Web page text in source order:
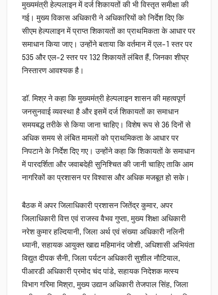
मुख्यमंत्री हेल्पलाइन में दर्ज शिकायतों की भी विस्तृत समीक्षा की
गई। मुख्य विकास अधिकारी ने अधिकारियों को निर्देश दिए कि
सीएम हेल्पलाइन में प्राप्त शिकायतों का प्राथमिकता के आधार पर
समाधान किया जाए। उन्होंने बताया कि वर्तमान में एल-1 स्तर पर
535 और एल-2 स्तर पर 132 शिकायतें लंबित हैं, जिनका शीघ्र
निस्तारण आवश्यक है।
डॉ. मिश्र ने कहा कि मुख्यमंत्री हेल्पलाइन शासन की महत्वपूर्ण
जनसुनवाई व्यवस्था है और इसमें दर्ज शिकायतों का समाधान
समयबद्ध तरीके से किया जाना चाहिए। विशेष रूप से 36 दिनों से
अधिक समय से लंबित मामलों को प्राथमिकता के आधार पर
निपटाने के निर्देश दिए गए। उन्होंने कहा कि शिकायतों के समाधान
में पारदर्शिता और जवाबदेही सुनिश्चित की जानी चाहिए ताकि आम
नागरिकों का प्रशासन पर विश्वास और अधिक मजबूत हो सके।
बैठक में अपर जिलाधिकारी प्रशासन जितेंद्र कुमार, अपर
जिलाधिकारी वित्त एवं राजस्व वैभव गुप्ता, मुख्य शिक्षा अधिकारी
नरेश कुमार हल्दियानी, जिला अर्थ एवं संख्या अधिकारी नलिनी
ध्यानी, सहायक आयुक्त खाद्य महिमानंद जोशी, अधिशासी अभियंता
विद्युत दीपक सैनी, जिला पर्यटन अधिकारी सुशील नौटियाल,
पीआरडी अधिकारी प्रमोद चंद पांडे, सहायक निदेशक मत्स्य
विभाग गरिमा मिश्रा, मुख्य उद्यान अधिकारी तेजपाल सिंह, जिला